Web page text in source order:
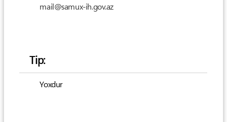
mail@samux-ih.gov.az
Tip:
Yoxdur